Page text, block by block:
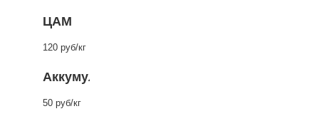
ЦАМ
120 руб/кг
Аккумуляторы
50 руб/кг